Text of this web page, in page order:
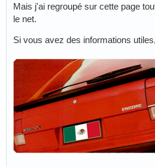
Mais j'ai regroupé sur cette page
le net.
Si vous avez des informations